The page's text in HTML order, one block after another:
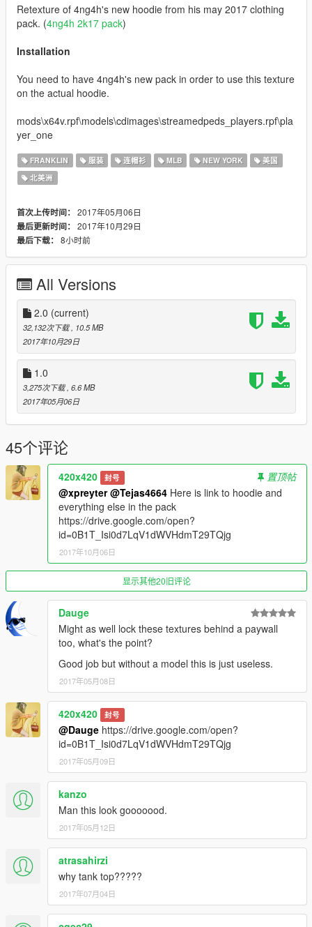
Retexture of 4ng4h's new hoodie from his may 2017 clothing
pack. (4ng4h 2k17 pack)
Installation
You need to have 4ng4h's new pack in order to use this texture
on the actual hoodie.
mods\x64v.rpf\models\cdimages\streamedpeds_players.rpf\pla
yer_one
FRANKLIN 服装 连帽衫 MLB NEW YORK
美国
北美洲
首次上传时间： 2017年05月06日
最后更新时间： 2017年10月29日
最后下载： 8小时前
All Versions
2.0 (current)
32,132次下载 , 10.5 MB
2017年10月29日
1.0
3,275次下载 , 6.6 MB
2017年05月06日
45个评论
420x420 封号
置顶帖
@xpreyter @Tejas4664 Here is link to hoodie and
everything else in the pack
https://drive.google.com/open?
id=0B1T_Isi0d7LqV1dWVHdmT29TQjg
2017年10月06日
显示其他20旧评论
Dauge
Might as well lock these textures behind a paywall
too, what's the point?
Good job but without a model this is just useless.
2017年05月08日
420x420 封号
@Dauge https://drive.google.com/open?
id=0B1T_Isi0d7LqV1dWVHdmT29TQjg
2017年05月09日
kanzo
Man this look gooooood.
2017年05月12日
atrasahirzi
why tank top?????
2017年07月04日